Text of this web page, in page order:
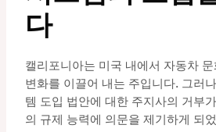
다
캘리포니아는 미국 내에서 자동차
변화를 이끌어 내는 주입니다. 그러
템 도입 법안에 대한 주지사의 거부
의 규제 능력에 의문을 제기하게 되